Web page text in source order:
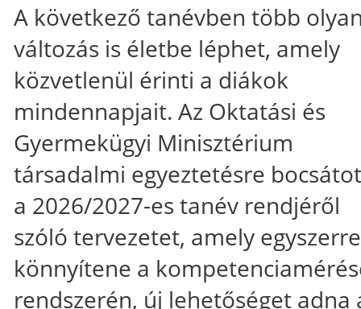
A következő tanévben több
változás is életbe léphet, amely
közvetlenül érinti a diákok
mindennapjait. Az Oktatási és
Gyermekügyi Minisztérium
társadalmi egyeztetésre
a 2026/2027-es tanév rendjéről
szóló tervezetet, amely egyszerre
könnyítene a
rendszerén, új lehetőséget adna